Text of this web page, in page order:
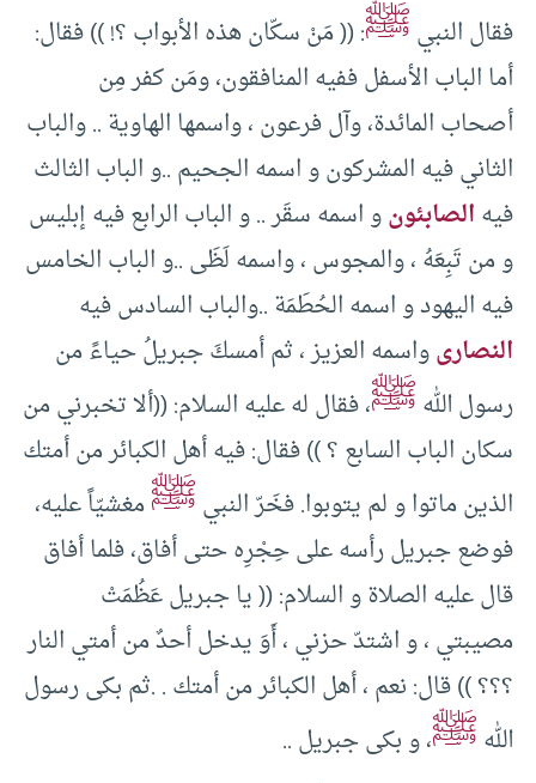
فقال النبيﷺ: (( مَنْ سكّان هذه الأبواب ؟! )) فقال:
أما الباب الأسفل ففيه المنافقون، ومَن كفر مِن
أصحاب المائدة، وآل فرعون ، واسمها الهاوية .. والباب
الثاني فيه المشركون و اسمه الجحيم ..و الباب الثالث
فيهالصابئونو اسمه سقَر .. و الباب الرابع فيه إبليس
و من تَبِعَهُ ، والمجوس ، واسمه لَظَى ..و الباب الخامس
فيه اليهود و اسمه الحُطَمَة ..والباب السادس فيه
النصارىواسمه العزيز ، ثم أمسكَ جبريلُ حياءً من
رسول اللهﷺ، فقال له عليه السلام: ((ألا تخبرني من
سكان الباب السابع ؟ )) فقال: فيه أهل الكبائر من أمتك
الذين ماتوا و لم يتوبوا. فخَرّ النبيﷺمغشيّاً عليه،
فوضع جبريل رأسه على حِجْرِه حتى أفاق، فلما أفاق
قال عليه الصلاة و السلام: (( يا جبريل عَظُمَتْ
مصيبتي ، و اشتدّ حزني ، أَوَ يدخل أحدٌ من أمتي النار
؟؟؟ )) قال: نعم ، أهل الكبائر من أمتك . .ثم بكى رسول
اللهﷺ، و بكى جبريل ..